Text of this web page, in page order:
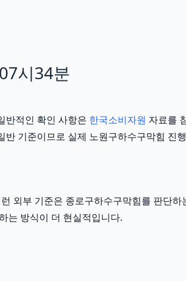
시34분
반적인 확인 사항은 한국소비자원 자료를
기준이므로 실제 노원구하수구막힘 진
외부 기준은 종로구하수구막힘를 판단하
는 방식이 더 현실적입니다.